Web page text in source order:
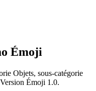
Émoji
Objets, sous-catégorie
Émoji 1.0.